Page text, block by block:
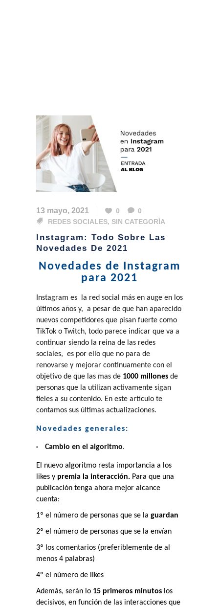
13 mayo, 2021 0
0
REDES SOCIALES, SIN CATEGORÍA
Instagram: Todo Sobre Las
Novedades De 2021
Novedades de Instagram
para 2021
Instagram es la red social más en auge en los
últimos años y, a pesar de que han aparecido
nuevos competidores que pisan fuerte como
TikTok o Twitch, todo parece indicar que va a
continuar siendo la reina de las redes
sociales, es por ello que no para de
renovarse y mejorar continuamente con el
objetivo de que las mas de 1000 millones de
personas que la utilizan activamente sigan
fieles a su contenido. En este artículo te
contamos sus últimas actualizaciones.
Novedades generales:
Cambio en el algoritmo.
El nuevo algoritmo resta importancia a los
likes y premia la interacción. Para que una
publicación tenga ahora mejor alcance
cuenta:
1º el número de personas que se la guardan
2º el número de personas que se la envían
3º los comentarios (preferiblemente de al
menos 4 palabras)
4º el número de likes
Además, serán lo 15 primeros minutos los
decisivos, en función de las interacciones que